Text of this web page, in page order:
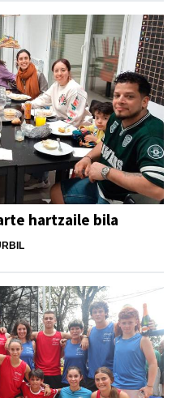
hartzaile bila